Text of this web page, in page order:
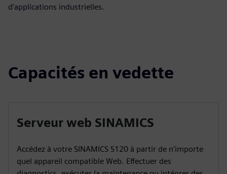
d'applications industrielles.
Capacités en vedette
Serveur web SINAMICS
Accédez à votre SINAMICS S120 à partir de n'importe
quel appareil compatible Web. Effectuer des